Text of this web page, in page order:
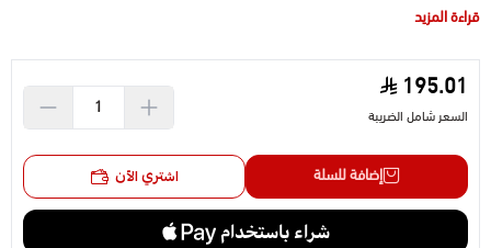
الأعمار.\n\nمثالي لـ:\nالحفلات في الفناء الخلفي والتجمعات
العائلية\nالأطفال والبالغين من جميع الأعمار\nالمتعة والاسترخاء في
الصيف
قراءة المزيد
195.01
السعر شامل الضريبة
إضافة للسلة اشتري الآن